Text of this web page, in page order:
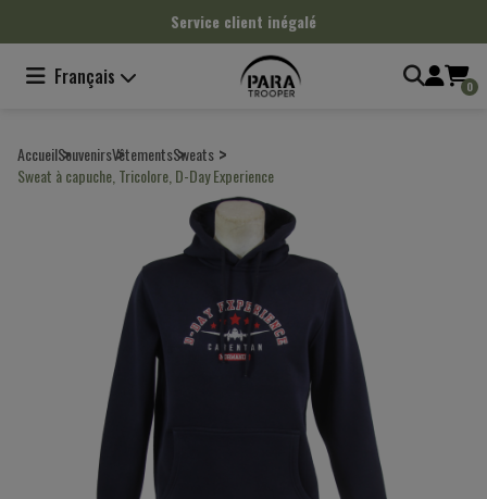
Service client inégalé
Français 0
AccueilSouvenirsVêtementsSweats
Sweat à capuche, Tricolore, D-Day Experience